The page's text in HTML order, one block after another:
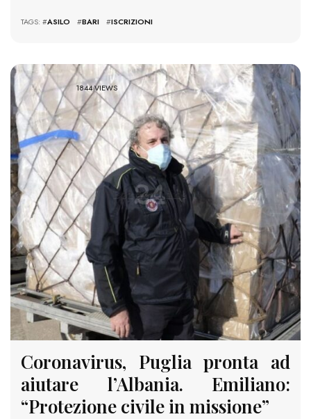
TAGS: #ASILO #BARI #ISCRIZIONI
1844 VIEWS
Coronavirus, Puglia pronta ad
aiutare l’Albania. Emiliano:
“Protezione civile in missione”